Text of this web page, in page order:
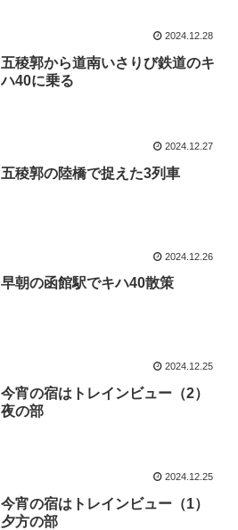
2024.12.28
五稜郭から道南いさりび鉄道のキ
ハ40に乗る
2024.12.27
五稜郭の陸橋で捉えた3列車
2024.12.26
早朝の函館駅でキハ40散策
2024.12.25
今宵の宿はトレインビュー（2）
夜の部
2024.12.25
今宵の宿はトレインビュー（1）
夕方の部